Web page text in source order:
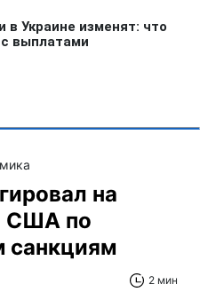
на
США по
санкциям
2 мин